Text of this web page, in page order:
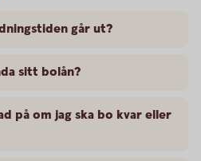
går ut?
sitt bolån?
på om jag ska bo kvar eller